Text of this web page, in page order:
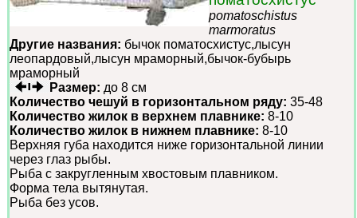
pomatoschistus
marmoratus
Другие названия: бычок поматосхистус,лысун
леопардовый,лысун мраморный,бычок-бубырь
мраморный
Размер: до 8 см
Количество чешуй в горизонтальном ряду: 35-48
Количество жилок в верхнем плавнике: 8-10
Количество жилок в нижнем плавнике: 8-10
Верхняя губа находится ниже горизонтальной линии
через глаз рыбы.
Рыба с закругленным хвостовым плавником.
Форма тела вытянутая.
Рыба без усов.